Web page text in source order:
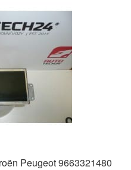
Peugeot 9663321480